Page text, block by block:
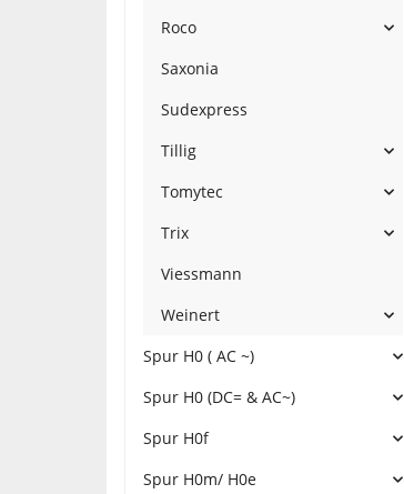
Roco
Saxonia
Sudexpress
Tillig
Tomytec
Trix
Viessmann
Weinert
Spur H0 ( AC ~)
Spur H0 (DC= & AC~)
Spur H0f
Spur H0m/ H0e